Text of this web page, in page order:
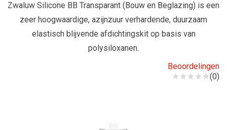
Zwaluw Silicone BB Transparant (Bouw en Beglazing) is een
zeer hoogwaardige, azijnzuur verhardende, duurzaam
elastisch blijvende afdichtingskit op basis van
polysiloxanen.
Beoordelingen
(0)